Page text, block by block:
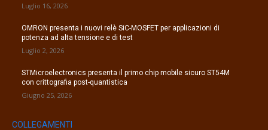
Luglio 16, 2026
OMRON presenta i nuovi relè SiC-MOSFET per applicazioni di
potenza ad alta tensione e di test
Luglio 2, 2026
STMicroelectronics presenta il primo chip mobile sicuro ST54M
con crittografia post-quantistica
Giugno 25, 2026
COLLEGAMENTI